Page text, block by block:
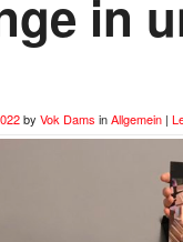
in
by Vok Dams inAllgemein |